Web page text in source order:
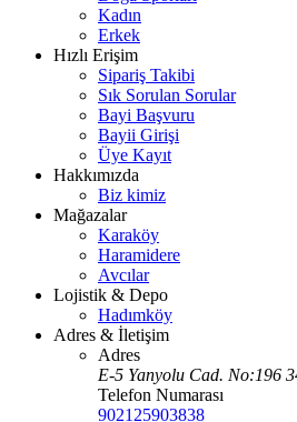
Kadın
Erkek
Hızlı Erişim
Sipariş Takibi
Sık Sorulan Sorular
Bayi Başvuru
Bayii Girişi
Üye Kayıt
Hakkımızda
Biz kimiz
Mağazalar
Karaköy
Haramidere
Avcılar
Lojistik & Depo
Hadımköy
Adres & İletişim
Adres
E-5 Yanyolu Cad. No:196
Telefon Numarası
902125903838